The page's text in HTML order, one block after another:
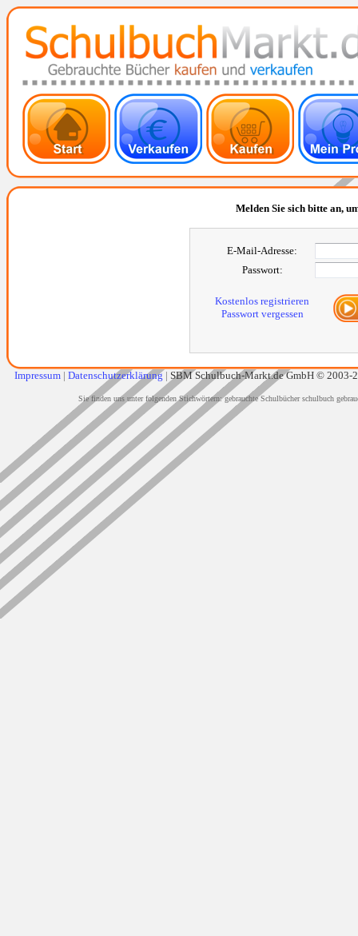
Melden Sie sich bitte an,
E-Mail-Adresse:
Passwort:
Kostenlos registrieren
Passwort vergessen
Impressum | Datenschutzerklärung | SBM Schulbuch-Markt.de GmbH © 2003-
Sie finden uns unter folgenden Stichwörtern: gebrauchte Schulbücher schulbuch